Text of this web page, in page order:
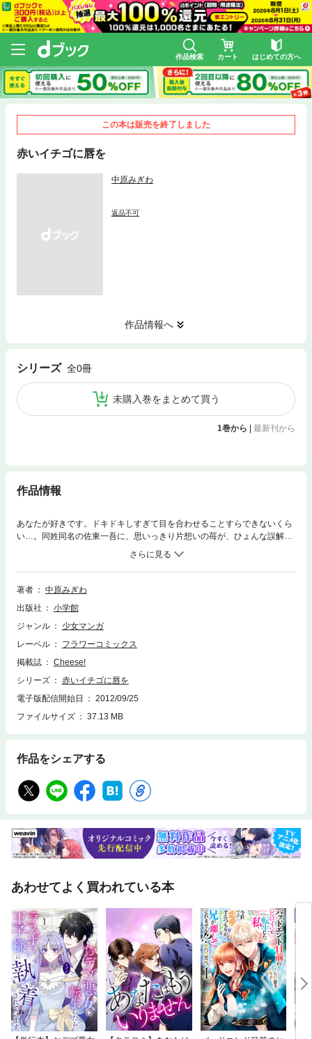
作品検索 カート はじめての方へ
この本は販売を終了しました
赤いイチゴに唇を
中原みぎわ
返品不可
作品情報へ
シリーズ 全0冊
未購入巻をまとめて買う
1巻から 最新刊から
作品情報
あなたが好きです。ドキドキしすぎて目を合わせることすらできないくら
い…。同姓同名の佐東一吾に、思いっきり片想いの苺が、ひょんな誤解か
ら両想いに！？だけどこれは、決してかなうハズのない夢のようなも
著者
中原みぎわ
出版社
小学館
ジャンル
少女マンガ
レーベル
フラワーコミックス
掲載誌
Cheese!
シリーズ
赤いイチゴに唇を
電子版配信開始日
2012/09/25
ファイルサイズ
37.13 MB
作品をシェアする
あわせてよく買われている本